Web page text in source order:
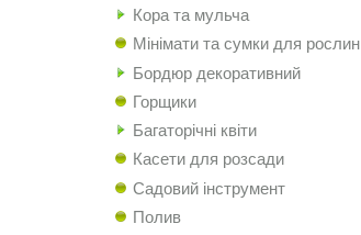
Кора та мульча
Мінімати та сумки для рослин
Бордюр декоративний
Горщики
Багаторічні квіти
Касети для розсади
Садовий інструмент
Полив